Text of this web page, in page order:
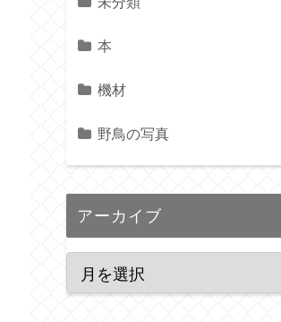
本
機材
野鳥の写真
アーカイブ